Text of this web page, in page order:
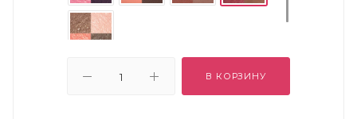
В КОРЗИНУ